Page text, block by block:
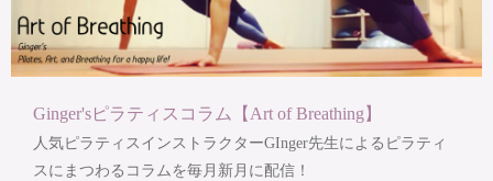
Ginger'sピラティスコラム【Art of Breathing】
人気ピラティスインストラクターGInger先生によるピラティ
スにまつわるコラムを毎月新月に配信！